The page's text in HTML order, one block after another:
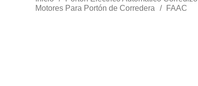
Motores Para Portón de Corredera
/ FAAC